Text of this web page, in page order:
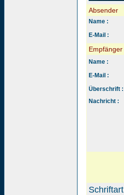
Absender
Name :
E-Mail :
Empfänger
Name :
E-Mail :
Überschrift :
Nachricht :
Schriftart